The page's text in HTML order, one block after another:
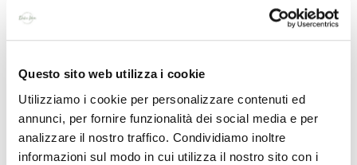
Questo sito web utilizza i cookie
Utilizziamo i cookie per personalizzare contenuti ed
annunci, per fornire funzionalità dei social media e per
analizzare il nostro traffico. Condividiamo inoltre
informazioni sul modo in cui utilizza il nostro sito con i
Accetto che i miei dati vengano utilizzati per scopi
commerciali secondo quanto specificato nella pagina
Informativa Privacy